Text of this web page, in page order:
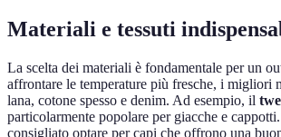
Materiali e tessuti
La scelta dei materiali è fondamentale per un
affrontare le temperature più fresche, i migliori
lana, cotone spesso e denim. Ad esempio, il
particolarmente popolare per giacche e
consigliato optare per capi che offrono una